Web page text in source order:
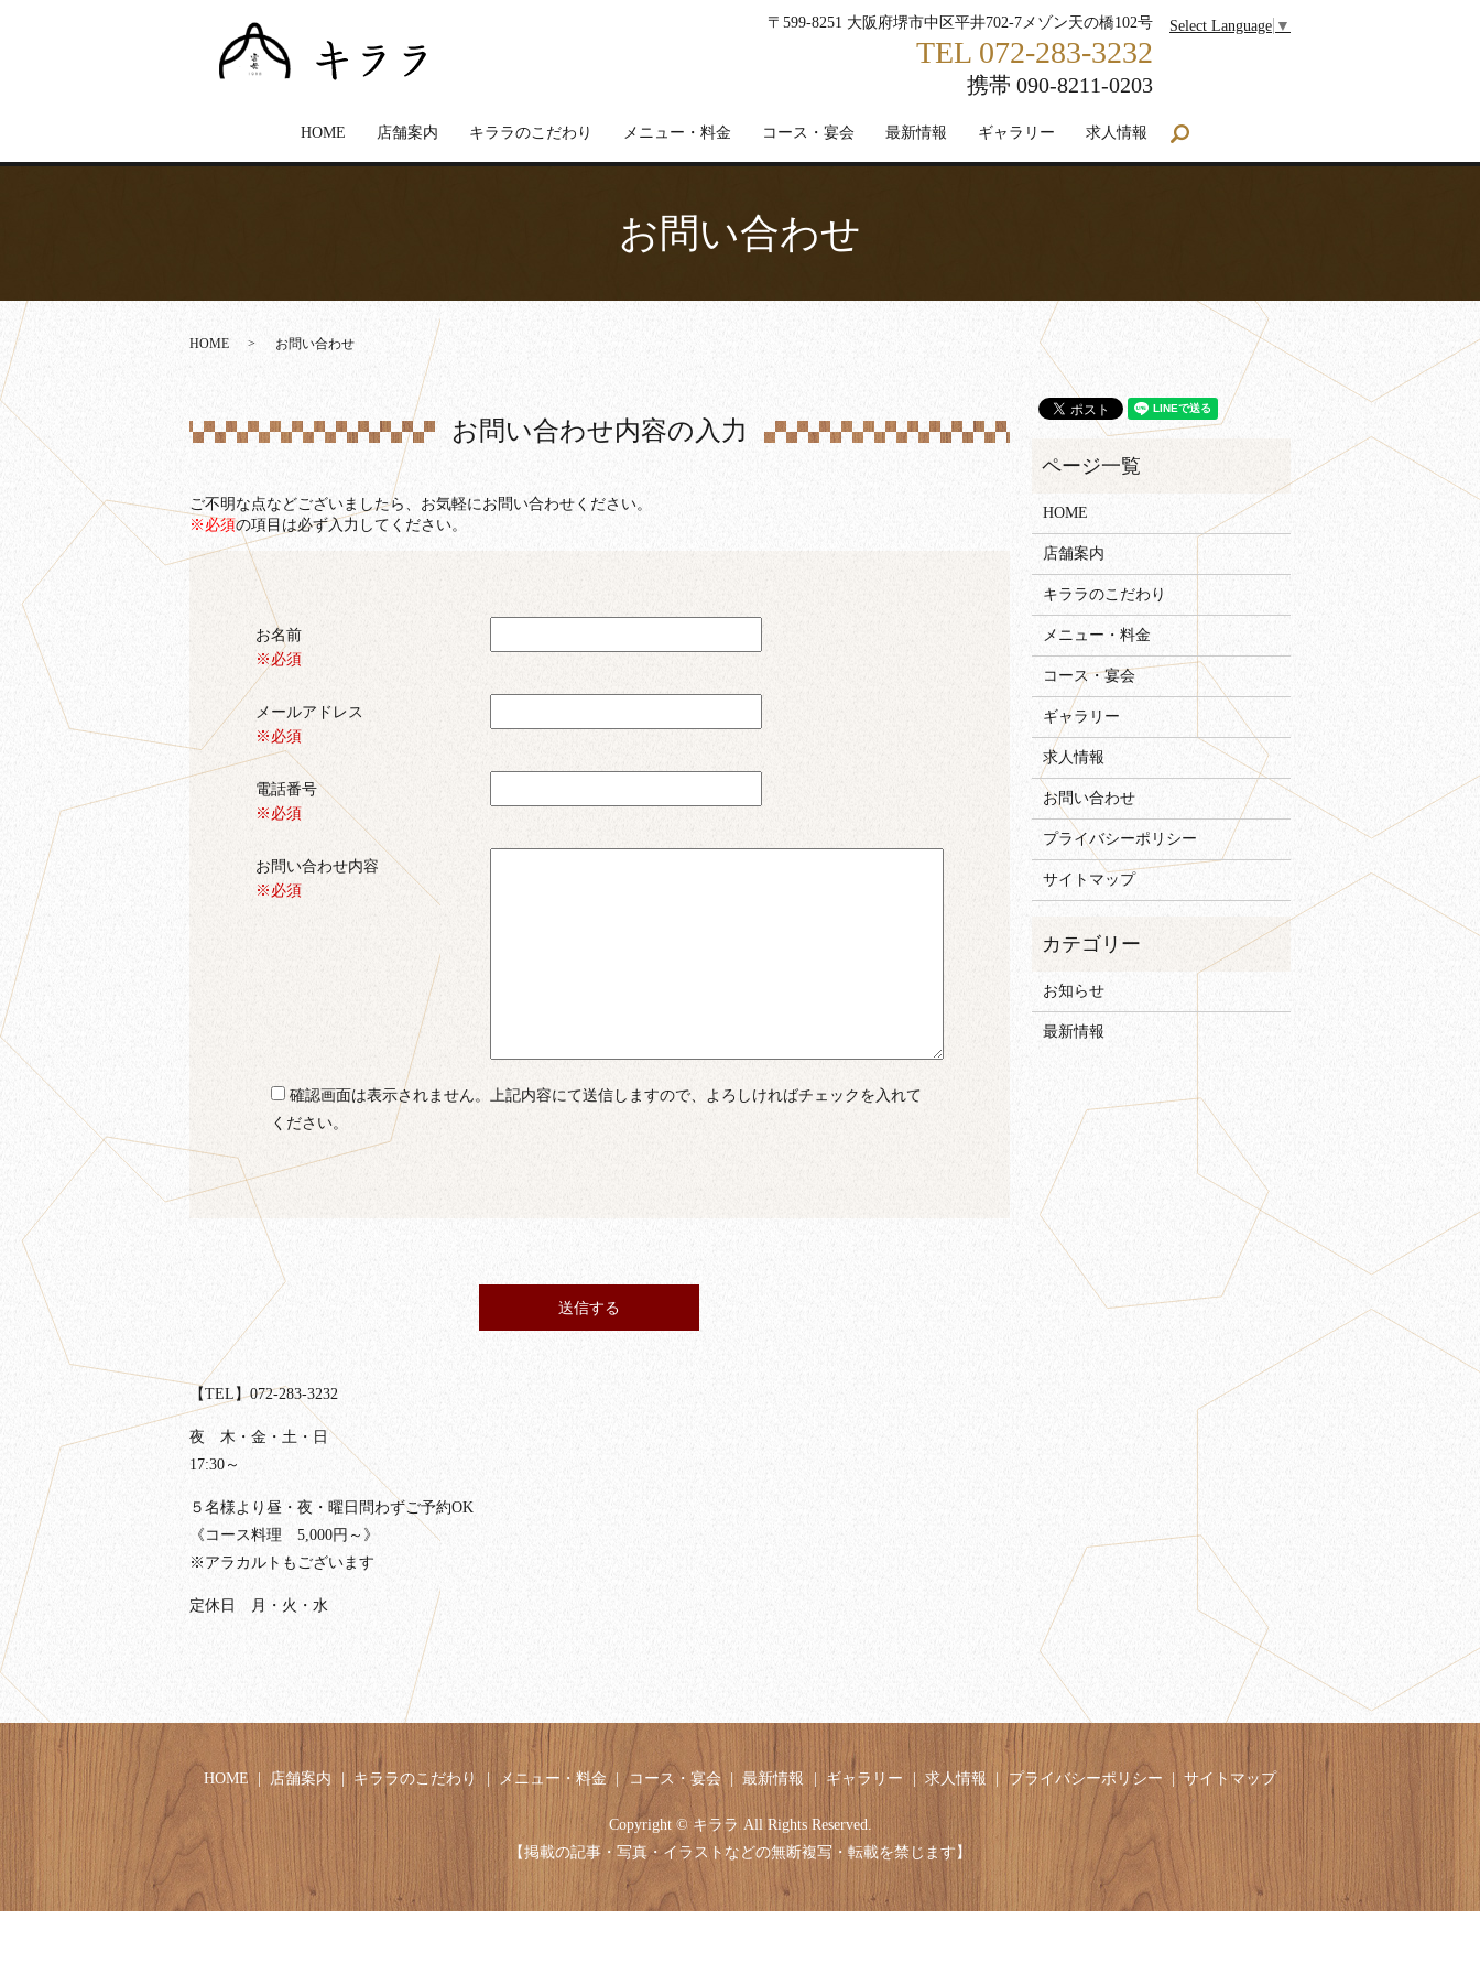
〒599-8251 大阪府堺市中区平井702-7メゾン天の橋102号
TEL 072-283-3232
携帯 090-8211-0203
Select Language ▼
HOME 店舗案内 キララのこだわり メニュー・料金 コース・宴会 最新情報 ギャラリー 求人情報 search
お問い合わせ
HOME お問い合わせ
お問い合わせ内容の入力
ご不明な点などございましたら、お気軽にお問い合わせください。
※必須の項目は必ず入力してください。
お名前
※必須
メールアドレス
※必須
電話番号
※必須
お問い合わせ内容
※必須
確認画面は表示されません。上記内容にて送信しますので、よろしければチェックを入れて
ください。
【TEL】072-283-3232
夜 木・金・土・日
17:30～
５名様より昼・夜・曜日問わずご予約OK
《コース料理 5,000円～》
※アラカルトもございます
定休日 月・火・水
HOME
店舗案内
キララのこだわり
メニュー・料金
コース・宴会
ギャラリー
求人情報
お問い合わせ
プライバシーポリシー
サイトマップ
お知らせ
最新情報
HOME 店舗案内 キララのこだわり メニュー・料金 コース・宴会 最新情報 ギャラリー 求人情報 プライバシーポリシー サイトマップ
Copyright © キララ All Rights Reserved.
【掲載の記事・写真・イラストなどの無断複写・転載を禁じます】